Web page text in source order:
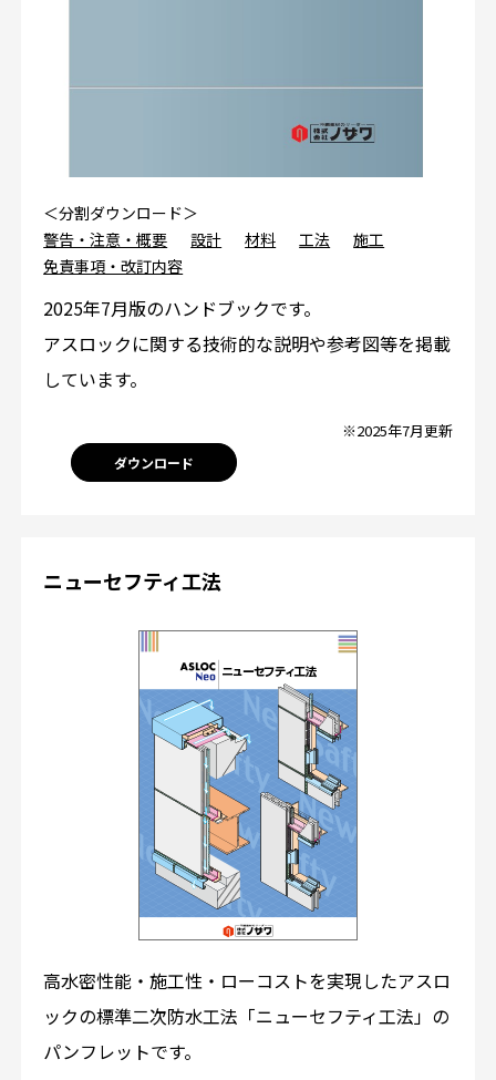
＜分割ダウンロード＞
警告・注意・概要
設計 材料 工法
施工
免責事項・改訂内容
2025年7月版のハンドブックです。
アスロックに関する技術的な説明や参考図等を掲載
しています。
※2025年7月更新
ダウンロード
ニューセフティ工法
高水密性能・施工性・ローコストを実現したアスロ
ックの標準二次防水工法「ニューセフティ工法」の
パンフレットです。